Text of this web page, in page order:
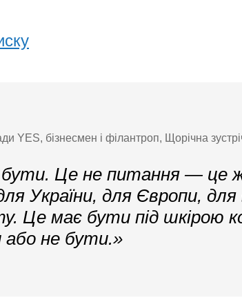
YES, бізнесмен і філантроп, Щорічна
Це не питання — це
України, для Європи, для
Це має бути під шкірою
або не бути.»